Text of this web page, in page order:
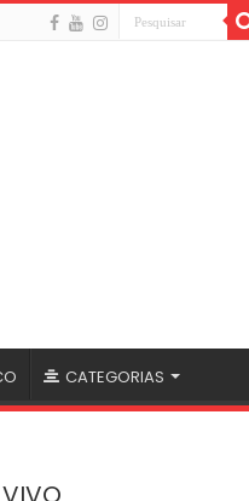
CATEGORIAS